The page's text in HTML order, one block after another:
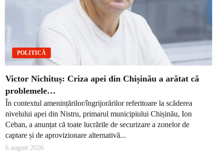
POLITICĂ
Victor Nichituș: Criza apei din Chișinău a arătat că
problemele…
În contextul amenințărilor/îngrijorărilor referitoare la scăderea
nivelului apei din Nistru, primarul municipiului Chișinău, Ion
Ceban, a anunțat că toate lucrările de securizare a zonelor de
captare și de aprovizionare alternativă...
6 august 2026